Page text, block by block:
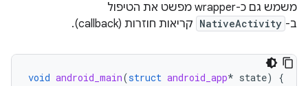
משמש גם כ-wrapper מפשט את הטיפול
ב- NativeActivity קריאות חוזרות (callback).
void android_main(struct android_app* state) {